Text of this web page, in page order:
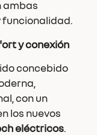
ambas
funcionalidad.
y conexión
concebido
con un
los nuevos
eléctricos.